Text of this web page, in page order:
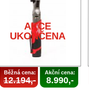
AKCE
UKONČENA
Běžná cena:
12.194,-
Akční cena:
8.990,-